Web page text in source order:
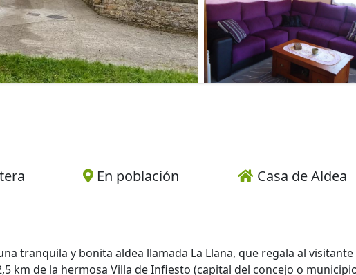
En población Casa de Aldea
tranquila y bonita aldea llamada La Llana, que regala al
km de la hermosa Villa de Infiesto (capital del concejo o